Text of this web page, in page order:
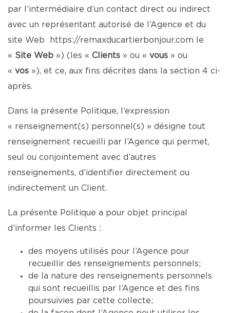
par l’intermédiaire d’un contact direct ou indirect
avec un représentant autorisé de l’Agence et du
site Web
https://remaxducartierbonjour.com le
« Site Web ») (les « Clients » ou « vous » ou
« vos »), et ce, aux fins décrites dans la section 4 ci-
après.
Dans la présente Politique, l’expression
« renseignement(s) personnel(s) » désigne tout
renseignement recueilli par l’Agence qui permet,
seul ou conjointement avec d’autres
renseignements, d’identifier directement ou
indirectement un Client.
La présente Politique a pour objet principal
d’informer les Clients :
des moyens utilisés pour l’Agence pour
recueillir des renseignements personnels;
de la nature des renseignements personnels
qui sont recueillis par l’Agence et des fins
poursuivies par cette collecte;